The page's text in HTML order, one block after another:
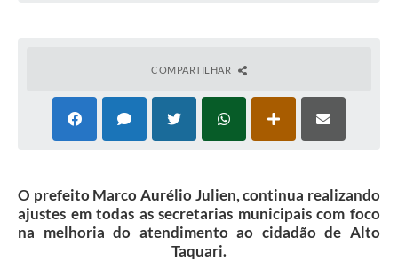
COMPARTILHAR
O prefeito Marco Aurélio Julien, continua realizando
ajustes em todas as secretarias municipais com foco
na melhoria do atendimento ao cidadão de Alto
Taquari.